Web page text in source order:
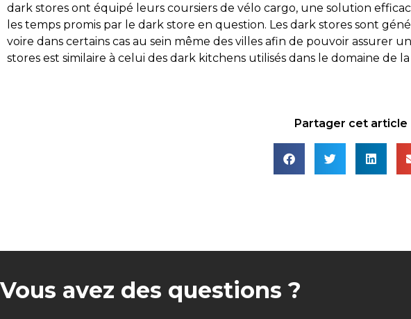
dark stores ont équipé leurs coursiers de vélo cargo, une solution
les temps promis par le dark store en question. Les dark stores sont
voire dans certains cas au sein même des villes afin de pouvoir assurer
stores est similaire à celui des dark kitchens utilisés dans le domaine de
Partager cet article
Vous avez des questions ?